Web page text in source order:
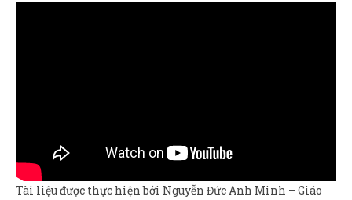
Tài liệu được thực hiện bởi Nguyễn Đức Anh Minh – Giáo